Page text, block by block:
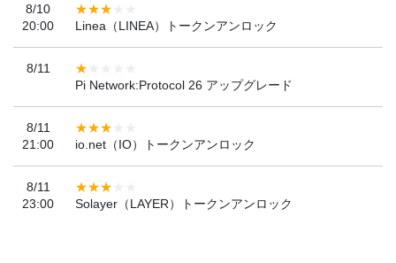
8/10
20:00
Linea（LINEA）トークンアンロック
8/11
Pi Network:Protocol 26 アップグレード
8/11
21:00
io.net（IO）トークンアンロック
8/11
23:00
Solayer（LAYER）トークンアンロック